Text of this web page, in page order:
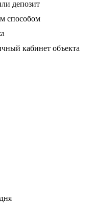
депозит
способом
кабинет объекта